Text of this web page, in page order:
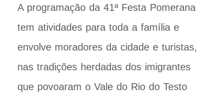
A programação da 41ª Festa Pomerana
tem atividades para toda a família e
envolve moradores da cidade e turistas,
nas tradições herdadas dos imigrantes
que povoaram o Vale do Rio do Testo